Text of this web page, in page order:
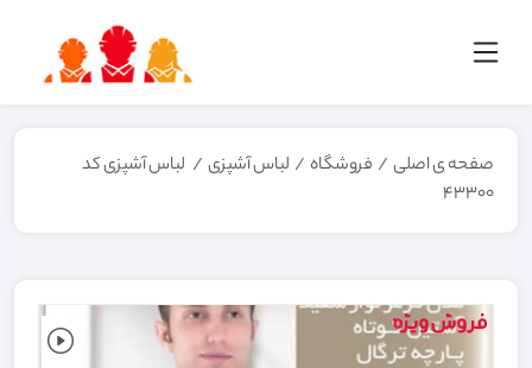
صفحه ی اصلی / فروشگاه / لباس آشپزی / لباس آشپزی کد
43300